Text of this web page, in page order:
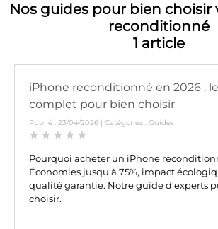
Nos guides pour bien
reconditionné
1 article
iPhone reconditionné en 2026 :
complet pour bien choisir
Publié : 23/04/2026 | Catégories : Guides
star star star star star
Pourquoi acheter un iPhone
Économies jusqu'à 75%, impact
qualité garantie. Notre guide d'experts
choisir.